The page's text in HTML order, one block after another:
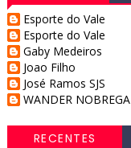
Esporte do Vale
Esporte do Vale
Gaby Medeiros
Joao Filho
José Ramos SJS
WANDER NOBREGA
RECENTES